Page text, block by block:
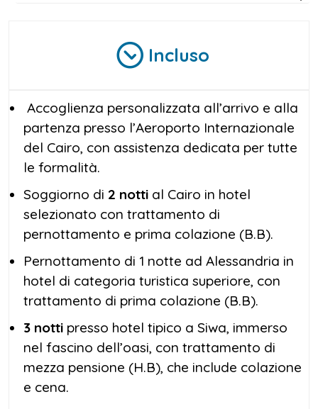
Incluso
Accoglienza personalizzata all’arrivo e alla
partenza presso l’Aeroporto Internazionale
del Cairo, con assistenza dedicata per tutte
le formalità.
Soggiorno di 2 notti al Cairo in hotel
selezionato con trattamento di
pernottamento e prima colazione (B.B).
Pernottamento di 1 notte ad Alessandria in
hotel di categoria turistica superiore, con
trattamento di prima colazione (B.B).
3 notti presso hotel tipico a Siwa, immerso
nel fascino dell’oasi, con trattamento di
mezza pensione (H.B), che include colazione
e cena.